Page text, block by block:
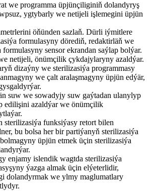
we programma üpjünçiliginiň dolandyryş
ygtybarly we netijeli işlemegini üpjün
öňünden sazlaň. Dürli iýmitlere
formulasyny dörediň, redaktirläň we
sensor ekrandan saýlap bolýar.
netijeli, önümçilik çykdajylaryny azaldýar.
dizaýny we sterilizasiýa programmasy
we çalt aralaşmagyny üpjün edýär,
suw we sowadyjy suw gaýtadan ulanylyp
edilişini azaldýar we önümçilik
sterilizasiýa funksiýasy retort bilen
bu bolsa her bir partiýanyň sterilizasiýa
üpjün etmek üçin sterilizasiýa
enjamy islendik wagtda sterilizasiýa
ýazga almak üçin elýeterlidir,
dolandyrmak we ylmy maglumatlary